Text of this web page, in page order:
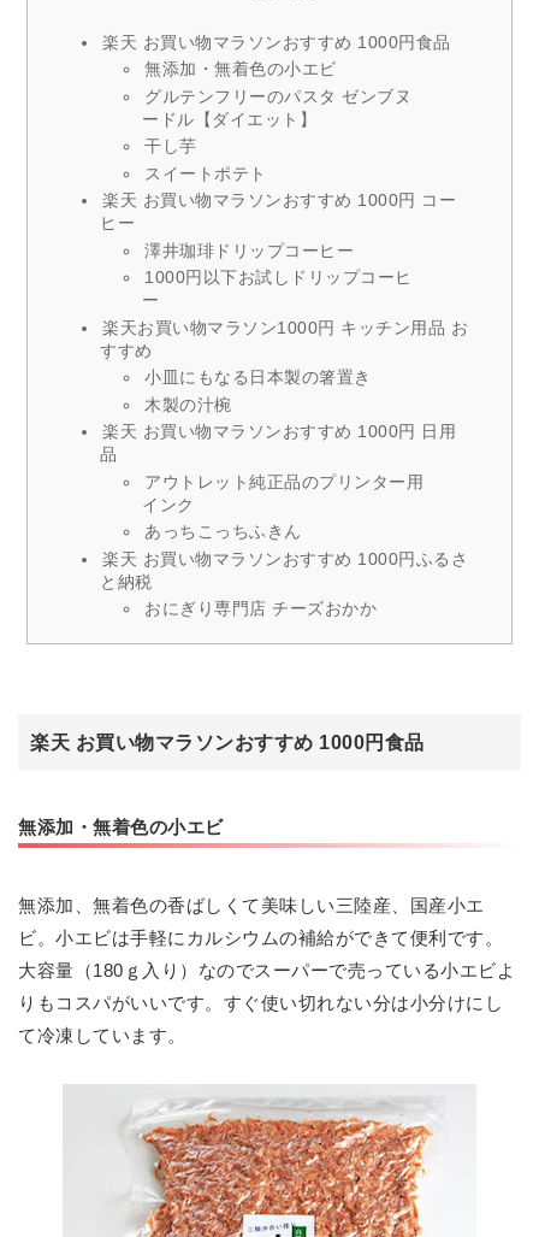
楽天 お買い物マラソンおすすめ 1000円食品
無添加・無着色の小エビ
グルテンフリーのパスタ ゼンブヌ
ードル【ダイエット】
干し芋
スイートポテト
楽天 お買い物マラソンおすすめ 1000円 コー
ヒー
澤井珈琲ドリップコーヒー
1000円以下お試しドリップコーヒ
ー
楽天お買い物マラソン1000円 キッチン用品 お
すすめ
小皿にもなる日本製の箸置き
木製の汁椀
楽天 お買い物マラソンおすすめ 1000円 日用
品
アウトレット純正品のプリンター用
インク
あっちこっちふきん
楽天 お買い物マラソンおすすめ 1000円ふるさ
と納税
おにぎり専門店 チーズおかか
楽天 お買い物マラソンおすすめ 1000円食品
無添加・無着色の小エビ
無添加、無着色の香ばしくて美味しい三陸産、国産小エ
ビ。小エビは手軽にカルシウムの補給ができて便利です。
大容量（180ｇ入り）なのでスーパーで売っている小エビよ
りもコスパがいいです。すぐ使い切れない分は小分けにし
て冷凍しています。